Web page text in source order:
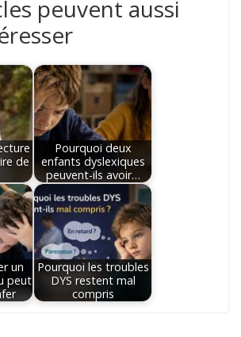
peuvent aussi
de
Pourquoi deux
enfants dyslexiques
peuvent-ils avoir…
un
peut
Pourquoi les troubles
DYS restent mal
compris